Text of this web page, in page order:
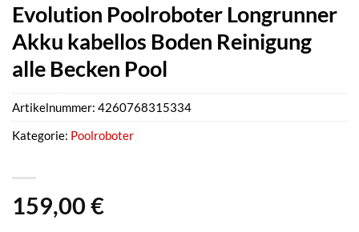
Evolution Poolroboter Longrunner
Akku kabellos Boden Reinigung
alle Becken Pool
159,00 €
Artikelnummer: 4260768315334
Kategorie: Poolroboter